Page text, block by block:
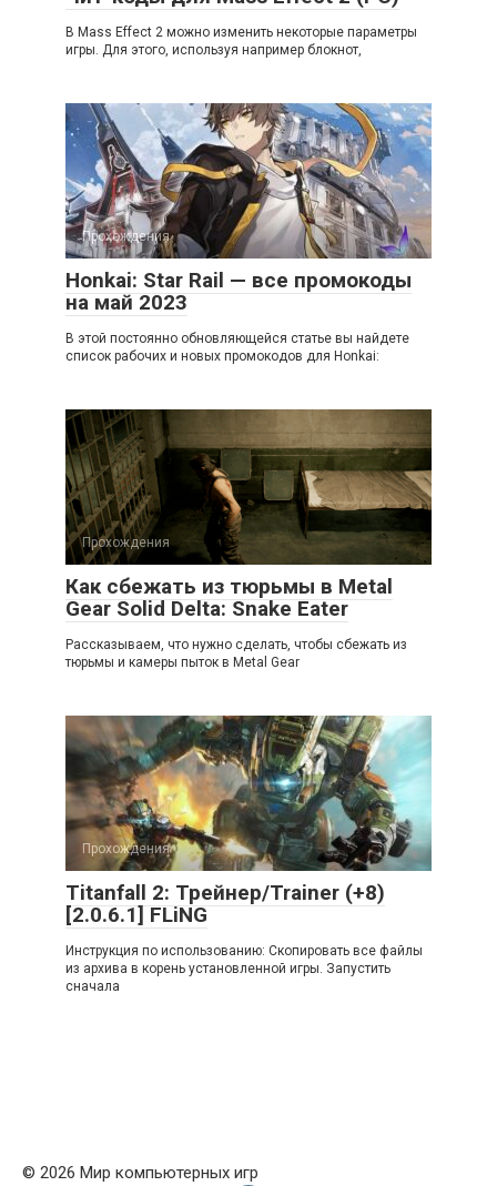
В Mass Effect 2 можно изменить некоторые параметры
игры. Для этого, используя например блокнот,
Прохождения
Honkai: Star Rail — все промокоды
на май 2023
В этой постоянно обновляющейся статье вы найдете
список рабочих и новых промокодов для Honkai:
Прохождения
Как сбежать из тюрьмы в Metal
Gear Solid Delta: Snake Eater
Рассказываем, что нужно сделать, чтобы сбежать из
тюрьмы и камеры пыток в Metal Gear
Прохождения
Titanfall 2: Трейнер/Trainer (+8)
[2.0.6.1] FLiNG
Инструкция по использованию: Скопировать все файлы
из архива в корень установленной игры. Запустить
сначала
© 2026 Мир компьютерных игр